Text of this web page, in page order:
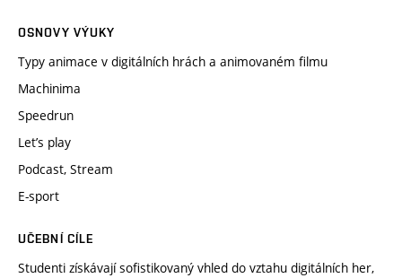
OSNOVY VÝUKY
Typy animace v digitálních hrách a animovaném filmu
Machinima
Speedrun
Let’s play
Podcast, Stream
E-sport
UČEBNÍ CÍLE
Studenti získávají sofistikovaný vhled do vztahu digitálních her,